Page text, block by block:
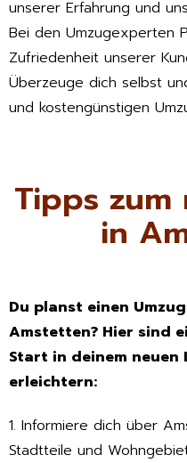
unserer Erfahrung und
Bei den Umzugexperten
Zufriedenheit unserer
Überzeuge dich selbst
und kostengünstigen
Tipps zum
in
Du planst einen
Amstetten? Hier sind
Start in deinem neuen
erleichtern:
1. Informiere dich über
Stadtteile und